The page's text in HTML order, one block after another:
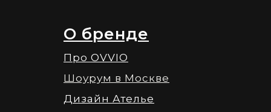
Про OVVIO
Шоурум в Москве
Дизайн Ателье
О бренде